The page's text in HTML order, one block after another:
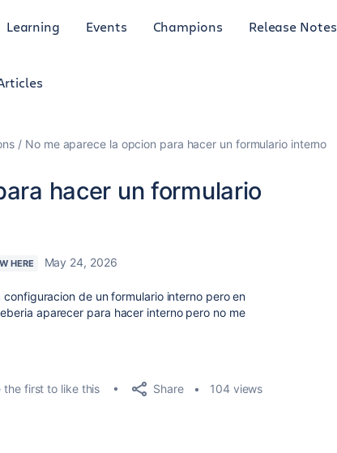
Learning Events Champions Release Notes
No me aparece la opcion para hacer un formulario interno
hacer un formulario
HERE May 24, 2026
de un formulario interno pero en
aparecer para hacer interno pero no me
the first to like this Share 104 views